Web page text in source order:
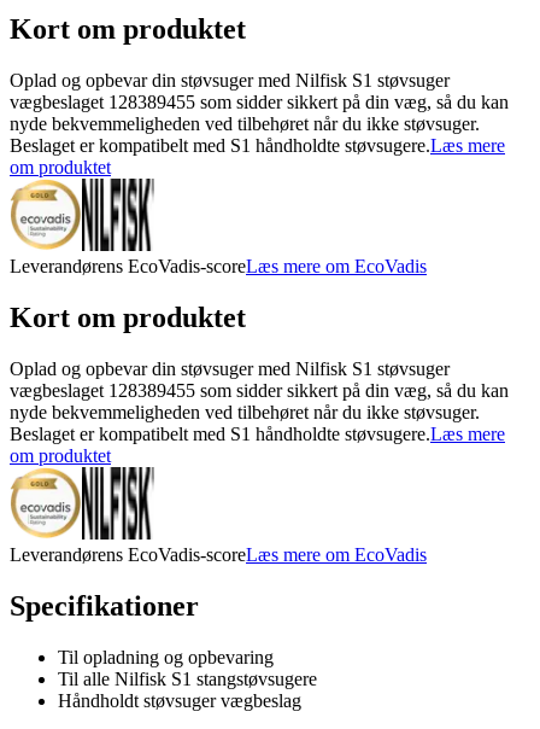
Kort om produktet
Oplad og opbevar din støvsuger med Nilfisk S1 støvsuger
vægbeslaget 128389455 som sidder sikkert på din væg, så du kan
nyde bekvemmeligheden ved tilbehøret når du ikke støvsuger.
Beslaget er kompatibelt med S1 håndholdte støvsugere.Læs mere
om produktet
Leverandørens EcoVadis-scoreLæs mere om EcoVadis
Kort om produktet
Oplad og opbevar din støvsuger med Nilfisk S1 støvsuger
vægbeslaget 128389455 som sidder sikkert på din væg, så du kan
nyde bekvemmeligheden ved tilbehøret når du ikke støvsuger.
Beslaget er kompatibelt med S1 håndholdte støvsugere.Læs mere
om produktet
Leverandørens EcoVadis-scoreLæs mere om EcoVadis
Specifikationer
Til opladning og opbevaring
Til alle Nilfisk S1 stangstøvsugere
Håndholdt støvsuger vægbeslag